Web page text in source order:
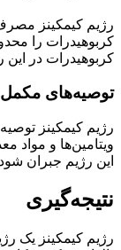
رژیم کیمکینز مصرف
کربوهیدرات را
کربوهیدرات در این
توصیه‌های
رژیم کیمکینز
ویتامین‌ها و مواد
این رژیم جبران
نتیجه‌گیری
رژیم کیمکینز یک